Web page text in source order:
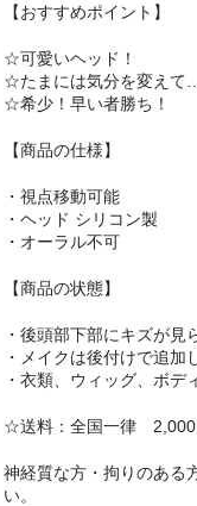
【おすすめポイント】
☆可愛いヘッド！
☆たまには気分を変えて…
☆希少！早い者勝ち！
【商品の仕様】
・視点移動可能
・ヘッド シリコン製
・オーラル不可
【商品の状態】
・後頭部下部にキズが見
・メイクは後付けで追加
・衣類、ウィッグ、ボデ
☆送料：全国一律
神経質な方・拘りのある
い。